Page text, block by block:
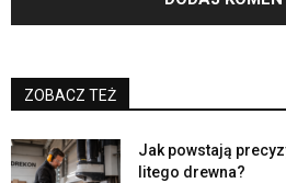
ZOBACZ TEŻ
Jak powstają
litego drewna?